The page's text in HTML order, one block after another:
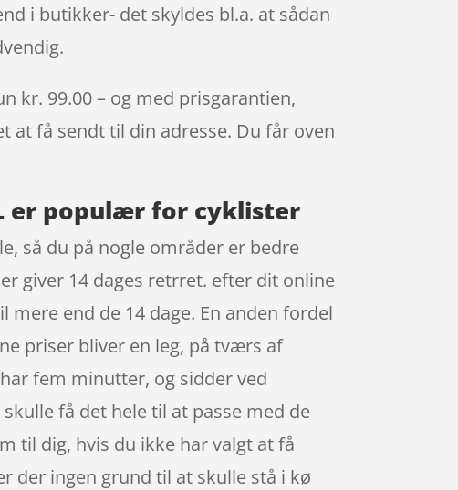
i butikker- det skyldes bl.a. at sådan
kr. 99.00 – og med prisgarantien,
at få sendt til din adresse. Du får oven
er populær for cyklister
så du på nogle områder er bedre
giver 14 dages retrret. efter dit online
end de 14 dage. En anden fordel
priser bliver en leg, på tværs af
fem minutter, og sidder ved
få det hele til at passe med de
til dig, hvis du ikke har valgt at få
der ingen grund til at skulle stå i kø